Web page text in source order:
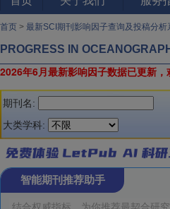
首页 > 最新SCI期刊影响因子查询及投稿分析
PROGRESS IN
2026年6月最新影响因子数据已更新，
期刊名:
大类学科:
智能期刊推荐助手